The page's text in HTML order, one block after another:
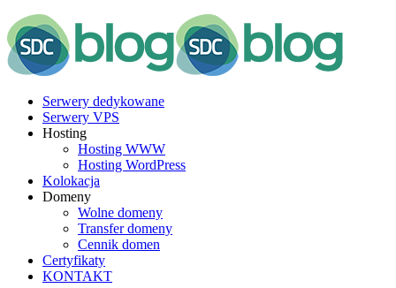
Serwery dedykowane
Serwery VPS
Hosting
Hosting WWW
Hosting WordPress
Kolokacja
Domeny
Wolne domeny
Transfer domeny
Cennik domen
Certyfikaty
KONTAKT